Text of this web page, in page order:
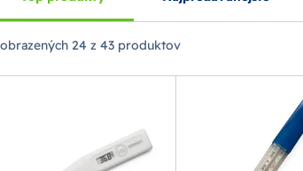
24 z 43 produktov